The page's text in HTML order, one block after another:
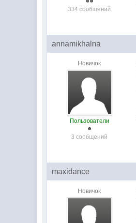
334 сообщений
annamikhalna
Новичок
Пользователи
3 сообщений
maxidance
Новичок